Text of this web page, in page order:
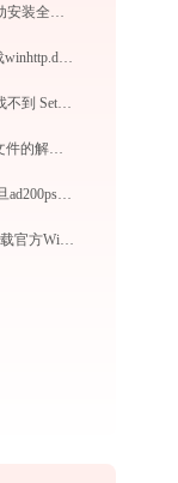
(2026最新)惠普M230sdn打印机驱动安装全攻略：从下载到安装完全教程
Photoshop主程序 Photoshop.exe加载winhttp.dll文件丢失处理办法
如何解决setup.exe - 系统错误由于找不到 SetupUi.dll问题？
系统提示缺失appserverinterface.dll文件的解决方法
(2026最新)如何轻松下载和安装震旦ad200ps打印机驱动？跟着这篇指南走
(2025最新)佳能LBP-TS5160驱动下载官方Win11/Win10版